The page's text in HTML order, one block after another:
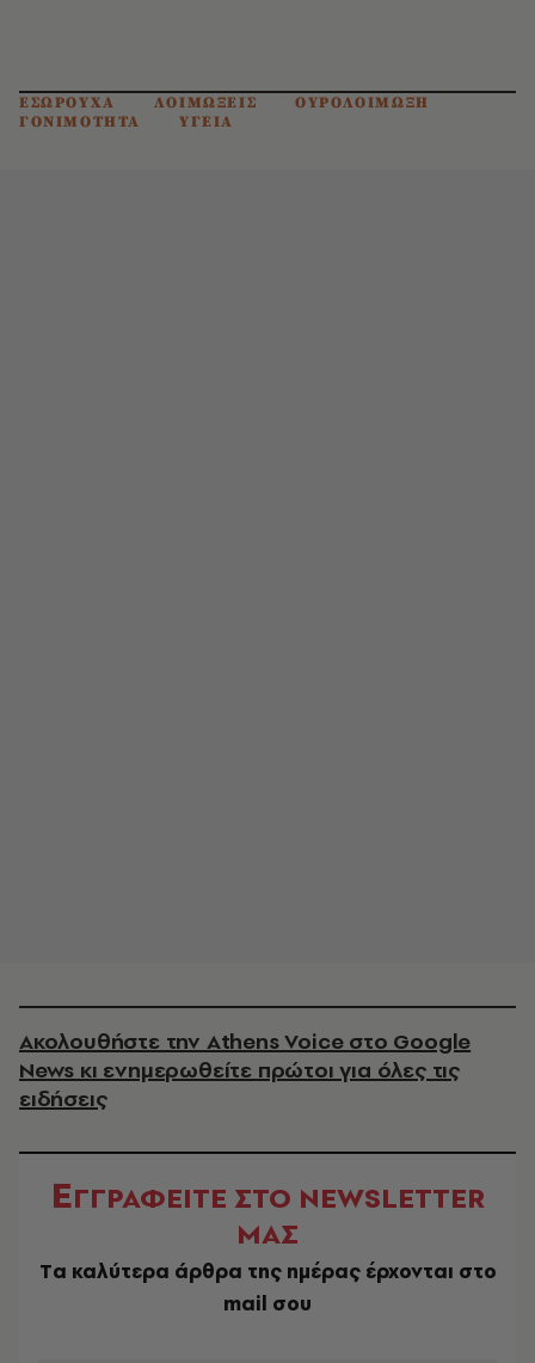
ΕΣΩΡΟΥΧΑ ΛΟΙΜΩΞΕΙΣ
ΟΥΡΟΛΟΙΜΩΞΗ
ΓΟΝΙΜΟΤΗΤΑ
ΥΓΕΙΑ
Ακολουθήστε την Athens Voice στο Google
News κι ενημερωθείτε πρώτοι για όλες τις
ειδήσεις
ΕΓΓΡΑΦΕΙΤΕ ΣΤΟ NEWSLETTER
ΜΑΣ
Tα καλύτερα άρθρα της ημέρας έρχονται στο
mail σου